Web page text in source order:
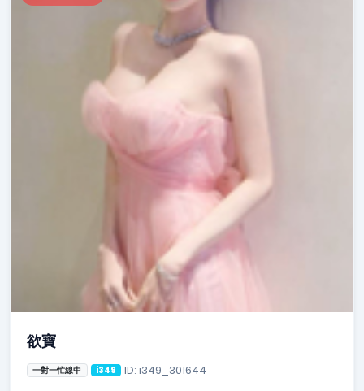
欲寶
一對一忙線中 i349 ID: i349_301644